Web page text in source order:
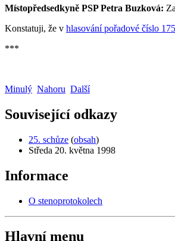
Místopředsedkyně PSP Petra Buzková:
Konstatuji, že v hlasování pořadové číslo 175
***
Minulý Nahoru Další
Související odkazy
25. schůze (obsah)
Středa 20. května 1998
Informace
O stenoprotokolech
Hlavní menu